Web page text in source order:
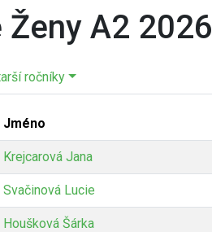
A2 2026
ročníky
Jméno
Krejcarová Jana
Svačinová Lucie
Houšková Šárka